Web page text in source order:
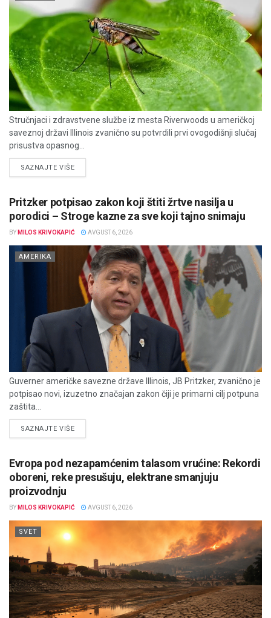
Stručnjaci i zdravstvene službe iz mesta Riverwoods u američkoj
saveznoj državi Illinois zvanično su potvrdili prvi ovogodišnji slučaj
prisustva opasnog...
SAZNAJTE VIŠEDETAILS
Pritzker potpisao zakon koji štiti žrtve nasilja u
porodici – Stroge kazne za sve koji tajno snimaju
BY MILOS KRIVOKAPIĆ AVGUST 6, 2026
AMERIKA
Guverner američke savezne države Illinois, JB Pritzker, zvanično je
potpisao novi, izuzetno značajan zakon čiji je primarni cilj potpuna
zaštita...
SAZNAJTE VIŠEDETAILS
Evropa pod nezapamćenim talasom vrućine: Rekordi
oboreni, reke presušuju, elektrane smanjuju
proizvodnju
BY MILOS KRIVOKAPIĆ AVGUST 6, 2026
SVET